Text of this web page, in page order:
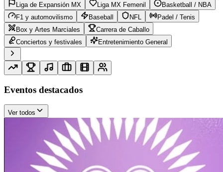
Liga de Expansión MX
Liga MX Femenil
Basketball / NBA
F1 y automovilismo
Baseball NFL
Padel / Tenis
Box y Artes Marciales
Carrera de Caballo
Conciertos y festivales
Entretenimiento General
Eventos destacados
Ver todos